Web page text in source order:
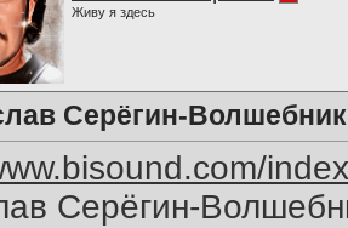
Живу я здесь
Серёгин-Волшебник
Серёгин-